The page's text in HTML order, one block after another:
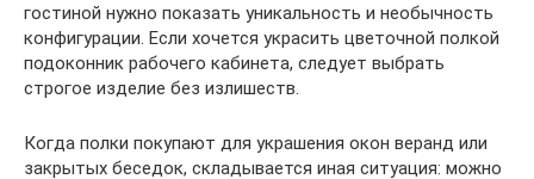
гостиной нужно показать уникальность и необычность
конфигурации. Если хочется украсить цветочной полкой
подоконник рабочего кабинета, следует выбрать
строгое изделие без излишеств.
Когда полки покупают для украшения окон веранд или
закрытых беседок, складывается иная ситуация: можно